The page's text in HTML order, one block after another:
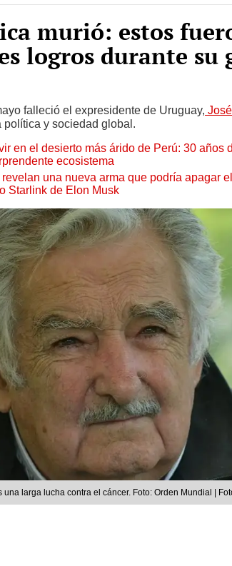
murió: estos
logros durante su
falleció el expresidente de Uruguay,
política y sociedad global.
en el desierto más árido de Perú: 30 años
ecosistema
una nueva arma que podría apagar
Starlink de Elon Musk
una larga lucha contra el cáncer. Foto: Orden Mundial |